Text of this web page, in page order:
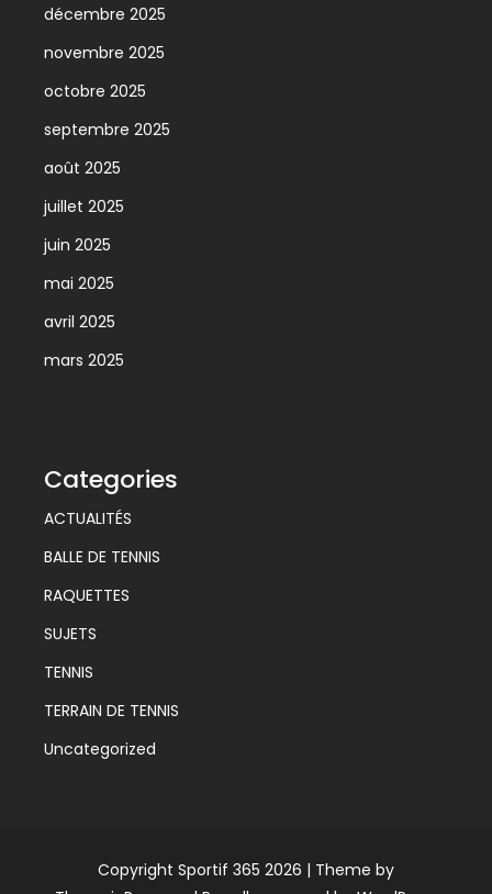
décembre 2025
novembre 2025
octobre 2025
septembre 2025
août 2025
juillet 2025
juin 2025
mai 2025
avril 2025
mars 2025
Categories
ACTUALITÉS
BALLE DE TENNIS
RAQUETTES
SUJETS
TENNIS
TERRAIN DE TENNIS
Uncategorized
Copyright Sportif 365 2026 | Theme by